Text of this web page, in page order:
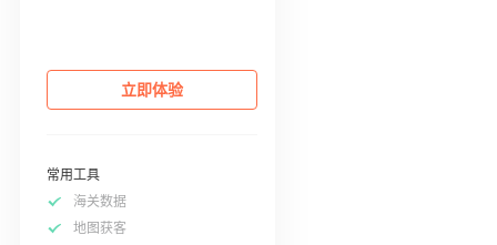
立即体验
常用工具
海关数据
地图获客